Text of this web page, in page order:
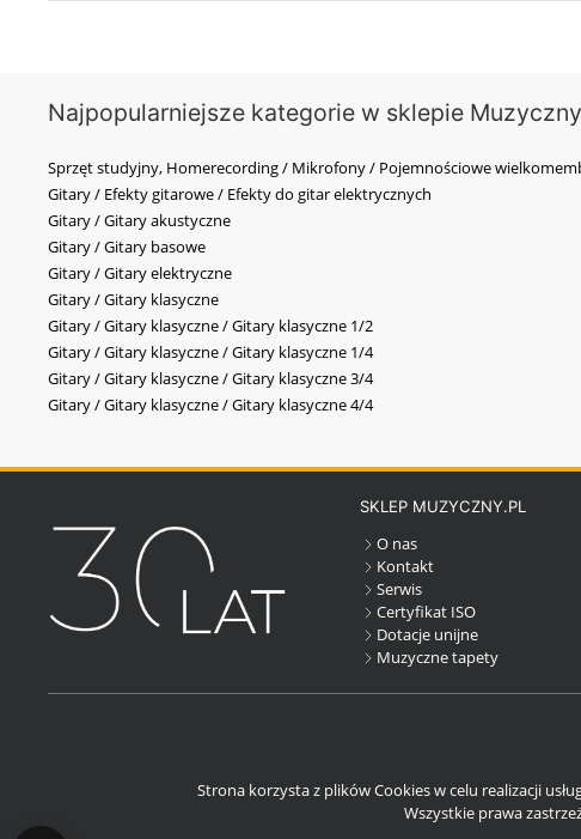
Najpopularniejsze kategorie w sklepie
Sprzęt studyjny, Homerecording / Mikrofony / Pojemnościowe
Gitary / Efekty gitarowe / Efekty do gitar elektrycznych
Gitary / Gitary akustyczne
Gitary / Gitary basowe
Gitary / Gitary elektryczne
Gitary / Gitary klasyczne
Gitary / Gitary klasyczne / Gitary klasyczne 1/2
Gitary / Gitary klasyczne / Gitary klasyczne 1/4
Gitary / Gitary klasyczne / Gitary klasyczne 3/4
Gitary / Gitary klasyczne / Gitary klasyczne 4/4
SKLEP MUZYCZNY.PL
O nas
Kontakt
Serwis
Certyfikat ISO
Dotacje unijne
Muzyczne tapety
Strona korzysta z plików Cookies w celu realizacji
Wszystkie prawa